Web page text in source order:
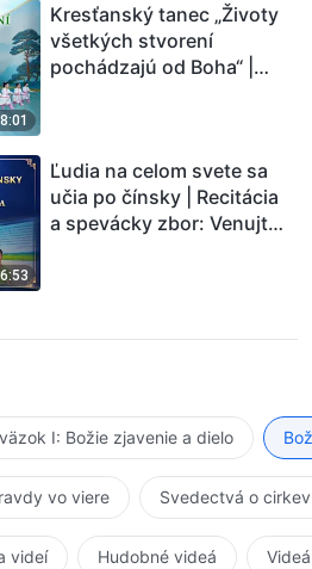
8:01
Kresťanský tanec „Životy
všetkých stvorení
pochádzajú od Boha“ |
6:53
Ľudia na celom svete sa
učia po čínsky | Recitácia
a spevácky zbor: Venujte
I: Božie zjavenie a dielo
vo viere Svedectvá o
videí Hudobné videá